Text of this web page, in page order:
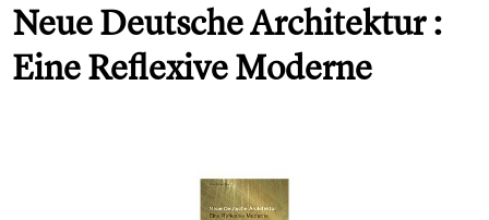
Neue Deutsche Architektur :
Eine Reflexive Moderne